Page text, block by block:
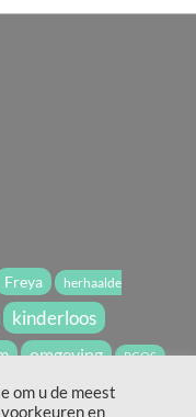
Freya herhaalde
kinderloos
omgeving PCOS
om u de meest
en